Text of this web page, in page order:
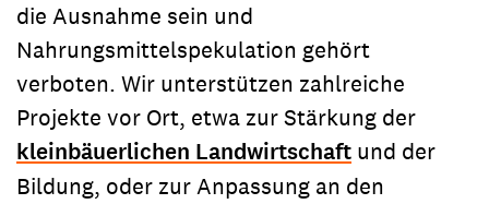
die Ausnahme sein und
Nahrungsmittelspekulation gehört
verboten. Wir unterstützen zahlreiche
Projekte vor Ort, etwa zur Stärkung der
kleinbäuerlichen Landwirtschaft und der
Bildung, oder zur Anpassung an den